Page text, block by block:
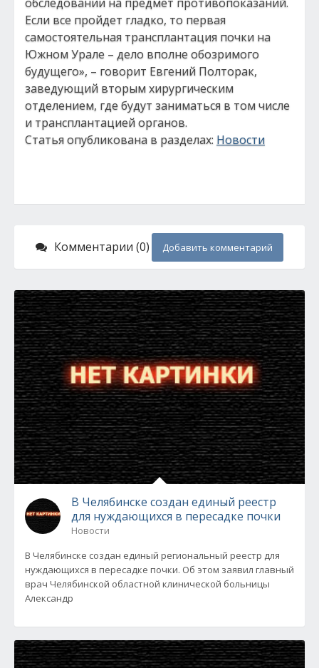
Если все пройдет гладко, то первая
самостоятельная трансплантация почки на
Южном Урале – дело вполне обозримого
будущего», – говорит Евгений Полторак,
заведующий вторым хирургическим
отделением, где будут заниматься в том числе
и трансплантацией органов.
Статья опубликована в разделах: Новости
Комментарии (0) Добавить комментарий
В Челябинске создан единый реестр
для нуждающихся в пересадке почки
Новости
В Челябинске создан единый региональный реестр для
нуждающихся в пересадке почки. Об этом заявил главный
врач Челябинской областной клинической больницы
Александр